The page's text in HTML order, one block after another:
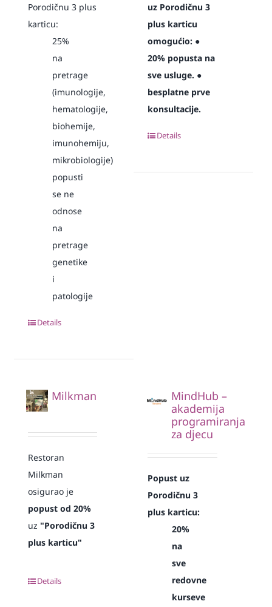
Porodičnu 3 plus
karticu:
25%
na
pretrage
(imunologije,
hematologije,
biohemije,
imunohemiju,
mikrobiologije)
popusti
se ne
odnose
na
pretrage
genetike
i
patologije
Details
uz Porodičnu 3
plus karticu
omogućio: ●
20% popusta na
sve usluge. ●
besplatne prve
konsultacije.
Details
Milkman
Restoran
Milkman
osigurao je
popust od 20%
uz "Porodičnu 3
plus karticu"
Details
MindHub –
akademija
programiranja
za djecu
Popust uz
Porodičnu 3
plus karticu:
20%
na
sve
redovne
kurseve